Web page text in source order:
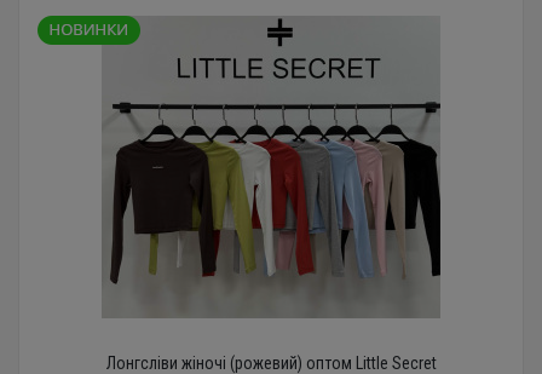
Лонгсліви жіночі (рожевий) оптом Little Secret